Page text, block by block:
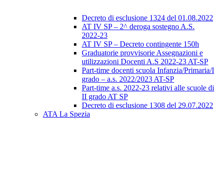
Decreto di esclusione 1324 del 01.08.2022
AT IV SP – 2^ deroga sostegno A.S.
2022-23
AT IV SP – Decreto contingente 150h
Graduatorie provvisorie Assegnazioni e
utilizzazioni Docenti A.S 2022-23 AT-SP
Part-time docenti scuola Infanzia/Primaria/I
grado – a.s. 2022/2023 AT-SP
Part-time a.s. 2022-23 relativi alle scuole di
II grado AT SP
Decreto di esclusione 1308 del 29.07.2022
ATA La Spezia